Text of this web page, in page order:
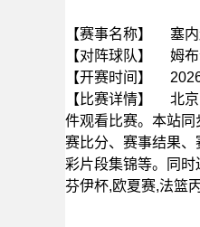
【赛事名称】
塞
【对阵球队】
姆
【开赛时间】
【比赛详情】
北
件观看比赛。本站
赛比分、赛事结果
彩片段集锦等。同
芬伊杯,欧夏赛,法篮